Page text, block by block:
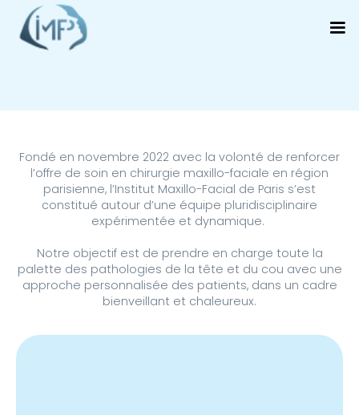
Fondé en novembre 2022 avec la volonté de renforcer
l’offre de soin en chirurgie maxillo-faciale en région
parisienne, l’Institut Maxillo-Facial de Paris s’est
constitué autour d’une équipe pluridisciplinaire
expérimentée et dynamique.
Notre objectif est de prendre en charge toute la
palette des pathologies de la tête et du cou avec une
approche personnalisée des patients, dans un cadre
bienveillant et chaleureux.